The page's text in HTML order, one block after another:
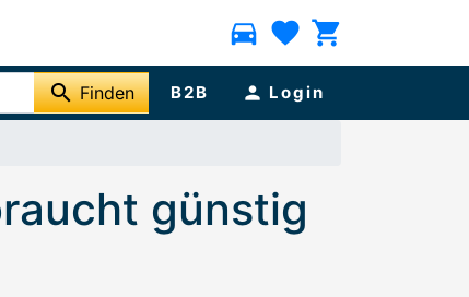
directions_car favorite shopping_cart
search Finden B2B person Login
günstig